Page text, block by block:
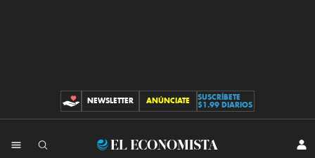
CONTRIBUCIONES
NEWSLETTER ANÚNCIATE
SUSCRÍBETE
$1.99 DIARIOS
El